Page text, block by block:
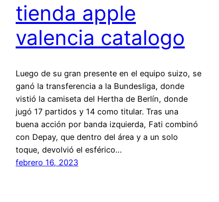
tienda apple
valencia catalogo
Luego de su gran presente en el equipo suizo, se
ganó la transferencia a la Bundesliga, donde
vistió la camiseta del Hertha de Berlín, donde
jugó 17 partidos y 14 como titular. Tras una
buena acción por banda izquierda, Fati combinó
con Depay, que dentro del área y a un solo
toque, devolvió el esférico…
febrero 16, 2023